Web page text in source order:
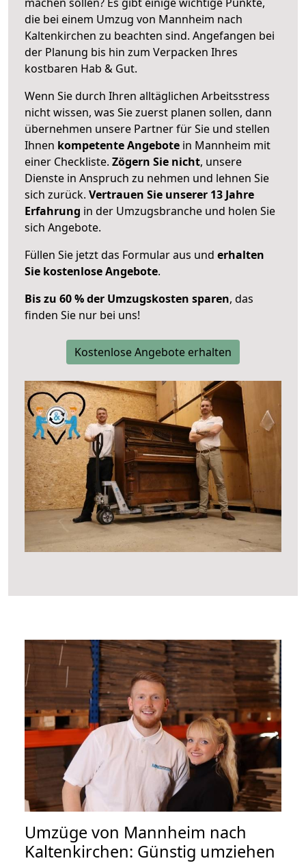
die bei einem Umzug von Mannheim nach
Kaltenkirchen zu beachten sind. Angefangen bei
der Planung bis hin zum Verpacken Ihres
kostbaren Hab & Gut.
Wenn Sie durch Ihren alltäglichen Arbeitsstress
nicht wissen, was Sie zuerst planen sollen, dann
übernehmen unsere Partner für Sie und stellen
Ihnen kompetente Angebote in Mannheim mit
einer Checkliste. Zögern Sie nicht, unsere
Dienste in Anspruch zu nehmen und lehnen Sie
sich zurück. Vertrauen Sie unserer 13 Jahre
Erfahrung in der Umzugsbranche und holen Sie
sich Angebote.
Füllen Sie jetzt das Formular aus und erhalten
Sie kostenlose Angebote.
Bis zu 60 % der Umzugskosten sparen, das
finden Sie nur bei uns!
Kostenlose Angebote erhalten
Umzüge von Mannheim nach
Kaltenkirchen: Günstig umziehen